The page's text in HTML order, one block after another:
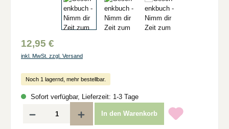
12,95 €
inkl. MwSt. zzgl. Versand
Noch 1 lagernd, mehr bestellbar.
Sofort verfügbar, Lieferzeit: 1-3 Tage
Produkt Anzahl: Gib den gewünschten Wert ein oder benutze die Schaltflächen
In den Warenkorb